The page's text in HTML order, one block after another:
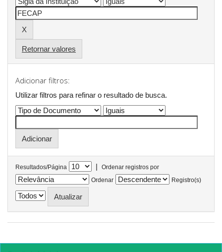
Retornar valores
Adicionar filtros:
Utilizar filtros para refinar o resultado de busca.
Resultados/Página |
Ordenar registros por
Ordenar
Registro(s)